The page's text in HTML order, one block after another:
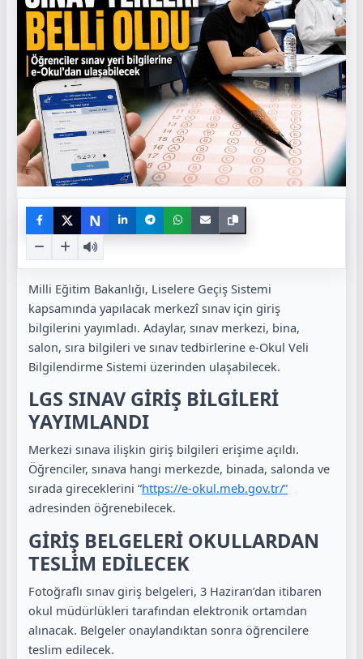
N
Milli Eğitim Bakanlığı, Liselere Geçiş Sistemi
kapsamında yapılacak merkezî sınav için giriş
bilgilerini yayımladı. Adaylar, sınav merkezi, bina,
salon, sıra bilgileri ve sınav tedbirlerine e-Okul Veli
Bilgilendirme Sistemi üzerinden ulaşabilecek.
LGS SINAV GİRİŞ BİLGİLERİ
YAYIMLANDI
Merkezi sınava ilişkin giriş bilgileri erişime açıldı.
Öğrenciler, sınava hangi merkezde, binada, salonda ve
sırada gireceklerini “https://e-okul.meb.gov.tr/”
adresinden öğrenebilecek.
GİRİŞ BELGELERİ OKULLARDAN
TESLİM EDİLECEK
Fotoğraflı sınav giriş belgeleri, 3 Haziran’dan itibaren
okul müdürlükleri tarafından elektronik ortamdan
alınacak. Belgeler onaylandıktan sonra öğrencilere
teslim edilecek.